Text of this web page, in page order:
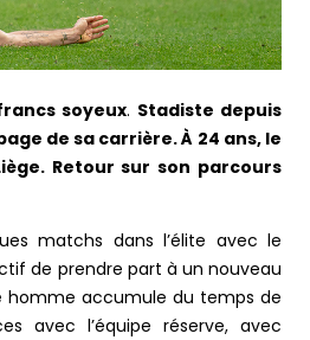
soyeux. Stadiste depuis
de sa carrière. À 24 ans, le
Retour sur son parcours
matchs dans l’élite avec le
de prendre part à un nouveau
homme accumule du temps de
avec l’équipe réserve, avec